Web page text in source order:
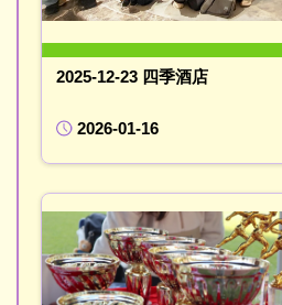
2025-12-23 四季酒店
2026-01-16